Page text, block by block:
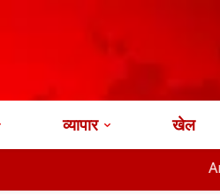
व्यापार खेल
Amazon-